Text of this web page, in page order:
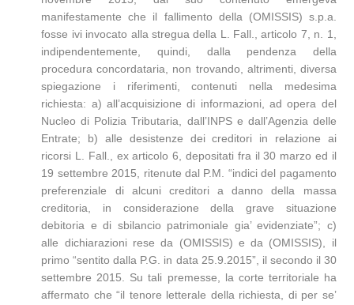
manifestamente che il fallimento della (OMISSIS) s.p.a.
fosse ivi invocato alla stregua della L. Fall., articolo 7, n. 1,
indipendentemente, quindi, dalla pendenza della
procedura concordataria, non trovando, altrimenti, diversa
spiegazione i riferimenti, contenuti nella medesima
richiesta: a) all’acquisizione di informazioni, ad opera del
Nucleo di Polizia Tributaria, dall’INPS e dall’Agenzia delle
Entrate; b) alle desistenze dei creditori in relazione ai
ricorsi L. Fall., ex articolo 6, depositati fra il 30 marzo ed il
19 settembre 2015, ritenute dal P.M. “indici del pagamento
preferenziale di alcuni creditori a danno della massa
creditoria, in considerazione della grave situazione
debitoria e di sbilancio patrimoniale gia’ evidenziate”; c)
alle dichiarazioni rese da (OMISSIS) e da (OMISSIS), il
primo “sentito dalla P.G. in data 25.9.2015”, il secondo il 30
settembre 2015. Su tali premesse, la corte territoriale ha
affermato che “il tenore letterale della richiesta, di per se’